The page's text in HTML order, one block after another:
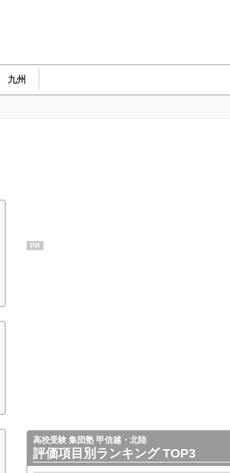
九州
PR
高校受験 集団塾 甲信越・北陸
評価項目別ランキング TOP3